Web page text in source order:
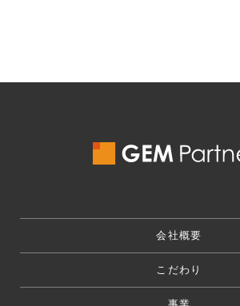
会社概要
こだわり